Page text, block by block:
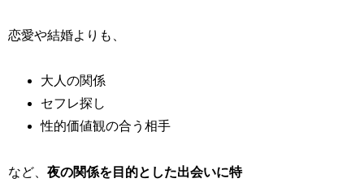
恋愛や結婚よりも、
大人の関係
セフレ探し
性的価値観の合う相手
など、夜の関係を目的とした出会いに特